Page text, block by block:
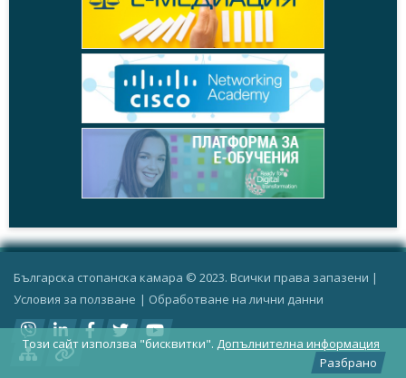
Българска стопанска камара © 2023. Всички права запазени |
Условия за ползване | Oбработване на лични данни
Този сайт използва "бисквитки". Допълнителна информация
Разбрано